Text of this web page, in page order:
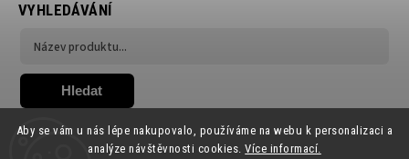
Aby se vám u nás lépe nakupovalo, používáme na webu k personalizaci a
analýze návštěvnosti cookies.Více informací.
VYHLEDÁVÁNÍ
Hledat